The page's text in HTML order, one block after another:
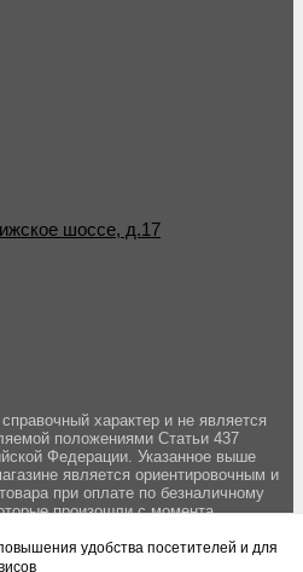
шоссе, д.17
характер и не является
положениями Статьи 437
Федерации. Указанное выше
является ориентировочным и
при оплате по безналичному
произошли с момента
на сайте. Бронирование товара
заказа менеджером.
удобства посетителей и для